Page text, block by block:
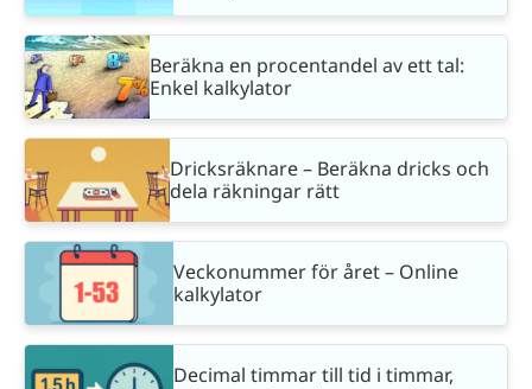
Beräkna en procentandel av ett tal:
Enkel kalkylator
Dricksräknare – Beräkna dricks och
dela räkningar rätt
Veckonummer för året – Online
kalkylator
Decimal timmar till tid i timmar,